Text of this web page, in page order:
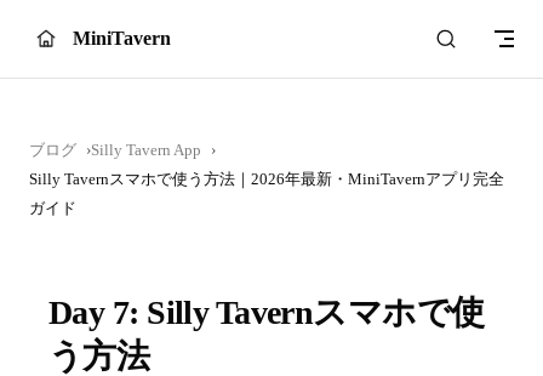
Skip to content
MiniTavern
ブログ
Silly Tavern App
Silly Tavernスマホで使う方法｜2026年最新・MiniTavernアプリ完全
ガイド
Day 7: Silly Tavernスマホで使
う方法